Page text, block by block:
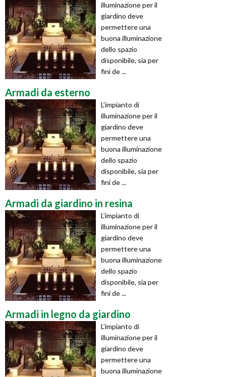
illuminazione per il
giardino deve
permettere una
buona illuminazione
dello spazio
disponibile, sia per
fini de ...
Armadi da esterno
L’impianto di
illuminazione per il
giardino deve
permettere una
buona illuminazione
dello spazio
disponibile, sia per
fini de ...
Armadi da giardino in resina
L’impianto di
illuminazione per il
giardino deve
permettere una
buona illuminazione
dello spazio
disponibile, sia per
fini de ...
Armadi in legno da giardino
L’impianto di
illuminazione per il
giardino deve
permettere una
buona illuminazione